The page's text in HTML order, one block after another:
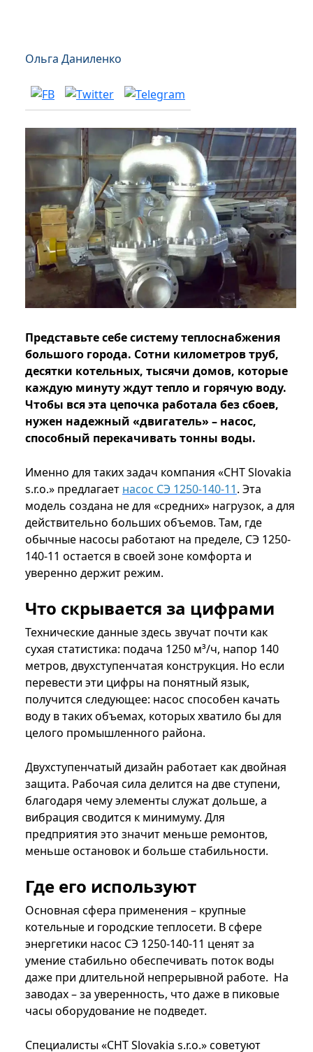
Ольга Даниленко
Представьте себе систему теплоснабжения
большого города. Сотни километров труб,
десятки котельных, тысячи домов, которые
каждую минуту ждут тепло и горячую воду.
Чтобы вся эта цепочка работала без сбоев,
нужен надежный «двигатель» – насос,
способный перекачивать тонны воды.
Именно для таких задач компания «CHT Slovakia
s.r.o.» предлагает насос СЭ 1250-140-11. Эта
модель создана не для «средних» нагрузок, а для
действительно больших объемов. Там, где
обычные насосы работают на пределе, СЭ 1250-
140-11 остается в своей зоне комфорта и
уверенно держит режим.
Что скрывается за цифрами
Технические данные здесь звучат почти как
сухая статистика: подача 1250 м³/ч, напор 140
метров, двухступенчатая конструкция. Но если
перевести эти цифры на понятный язык,
получится следующее: насос способен качать
воду в таких объемах, которых хватило бы для
целого промышленного района.
Двухступенчатый дизайн работает как двойная
защита. Рабочая сила делится на две ступени,
благодаря чему элементы служат дольше, а
вибрация сводится к минимуму. Для
предприятия это значит меньше ремонтов,
меньше остановок и больше стабильности.
Где его используют
Основная сфера применения – крупные
котельные и городские теплосети. В сфере
энергетики насос СЭ 1250-140-11 ценят за
умение стабильно обеспечивать поток воды
даже при длительной непрерывной работе. На
заводах – за уверенность, что даже в пиковые
часы оборудование не подведет.
Специалисты «CHT Slovakia s.r.o.» советуют